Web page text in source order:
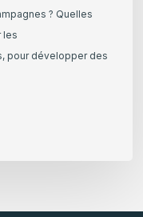
? Quelles
les
pour développer des